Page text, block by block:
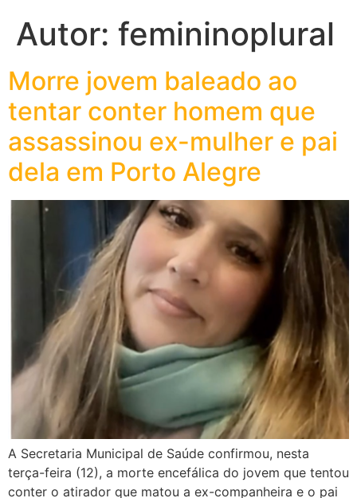
Autor: femininoplural
Morre jovem baleado ao
tentar conter homem que
assassinou ex-mulher e pai
dela em Porto Alegre
A Secretaria Municipal de Saúde confirmou, nesta
terça-feira (12), a morte encefálica do jovem que tentou
conter o atirador que matou a ex-companheira e o pai